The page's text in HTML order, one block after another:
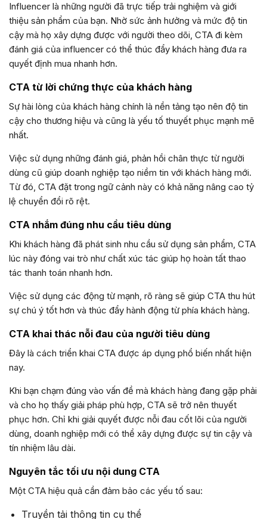
Influencer là những người đã trực tiếp trải nghiệm và giới
thiệu sản phẩm của bạn. Nhờ sức ảnh hưởng và mức độ tin
cậy mà họ xây dựng được với người theo dõi, CTA đi kèm
đánh giá của influencer có thể thúc đẩy khách hàng đưa ra
quyết định mua nhanh hơn.
CTA từ lời chứng thực của khách hàng
Sự hài lòng của khách hàng chính là nền tảng tạo nên độ tin
cậy cho thương hiệu và cũng là yếu tố thuyết phục mạnh mẽ
nhất.
Việc sử dụng những đánh giá, phản hồi chân thực từ người
dùng cũ giúp doanh nghiệp tạo niềm tin với khách hàng mới.
Từ đó, CTA đặt trong ngữ cảnh này có khả năng nâng cao tỷ
lệ chuyển đổi rõ rệt.
CTA nhắm đúng nhu cầu tiêu dùng
Khi khách hàng đã phát sinh nhu cầu sử dụng sản phẩm, CTA
lúc này đóng vai trò như chất xúc tác giúp họ hoàn tất thao
tác thanh toán nhanh hơn.
Việc sử dụng các động từ mạnh, rõ ràng sẽ giúp CTA thu hút
sự chú ý tốt hơn và thúc đẩy hành động từ phía khách hàng.
CTA khai thác nỗi đau của người tiêu dùng
Đây là cách triển khai CTA được áp dụng phổ biến nhất hiện
nay.
Khi bạn chạm đúng vào vấn đề mà khách hàng đang gặp phải
và cho họ thấy giải pháp phù hợp, CTA sẽ trở nên thuyết
phục hơn. Chỉ khi giải quyết được nỗi đau cốt lõi của người
dùng, doanh nghiệp mới có thể xây dựng được sự tin cậy và
tín nhiệm lâu dài.
Nguyên tắc tối ưu nội dung CTA
Một CTA hiệu quả cần đảm bảo các yếu tố sau:
Truyền tải thông tin cụ thể